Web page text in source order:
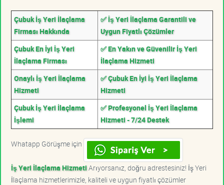
Çubuk İş Yeri İlaçlama
Firması Hakkında
✅ İş Yeri İlaçlama Garantili ve
Uygun Fiyatlı Çözümler
Çubuk En İyi İş Yeri
İlaçlama Firması
✅ En Yakın ve Güvenilir İş Yeri
İlaçlama Hizmeti
Onaylı İş Yeri İlaçlama
Hizmeti
✅ Çubuk En İyi İş Yeri İlaçlama
Hizmeti
Çubuk İş Yeri İlaçlama
İşlemi
✅ Profesyonel İş Yeri İlaçlama
Hizmeti - 7/24 Destek
Whatapp Görüşme için
İş Yeri İlaçlama HizmetiArıyorsanız, doğru adrestesiniz! İş Yeri
İlaçlama hizmetlerimizle, kaliteli ve uygun fiyatlı çözümler